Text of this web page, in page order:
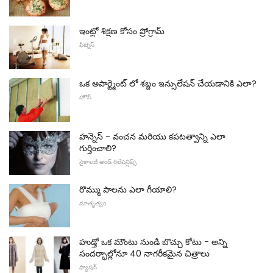
ఇంట్లో శిక్షణ కోసం ప్రోగ్రామ్
ఫిట్నెస్
ఒక అపార్ట్మెంట్ లో శబ్దం ఇన్సులేషన్ చేయడానికి ఎలా?
హౌస్
హన్నెస్ - వంచన మరియు కపటత్వాన్ని ఎలా
గుర్తించాలి?
సైకాలజీ అండ్ రిలేషన్షిప్స్
రొమ్ము పాలను ఎలా గీయాలి?
మాతృత్వం
హుడ్తో ఒక మౌంటు నుండి బొచ్చు కోటు - అన్ని
సందర్భాల్లోనూ 40 నాగరీకమైన చిత్రాలు
ఫ్యాషన్